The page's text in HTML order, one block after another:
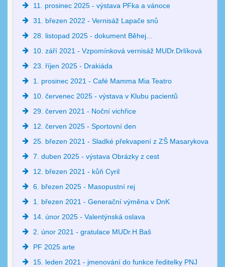
11. prosinec 2025 - výstava PFka a vánoce
31. březen 2022 - Vernisáž Lapače snů
28. listopad 2025 - dokument Běhej...
10. září 2021 - Vzpomínková vernisáž MUDr.Drlíková
23. říjen 2025 - Drakiáda
1. prosinec 2021 - Café Mamma Mia Teatro
10. červenec 2025 - výstava v Klubu pacientů
29. červen 2021 - Noční vichřice
12. červen 2025 - Sportovní den
25. březen 2021 - Sladké překvapení z ZŠ Masarykova
7. duben 2025 - výstava Obrázky z cest
12. březen 2021 - kůň Cyril
6. březen 2025 - Masopustní rej
1. březen 2021 - Generační výměna v DnK
14. únor 2025 - Valentýnská oslava
2. únor 2021 - gratulace MUDr.H.Baš
PF 2025 arte
15. leden 2021 - jmenování do funkce ředitelky PNJ